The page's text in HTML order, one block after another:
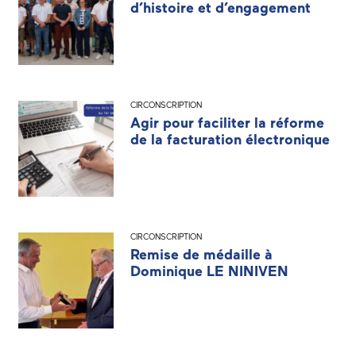
d’histoire et d’engagement
CIRCONSCRIPTION
Agir pour faciliter la réforme
de la facturation électronique
CIRCONSCRIPTION
Remise de médaille à
Dominique LE NINIVEN